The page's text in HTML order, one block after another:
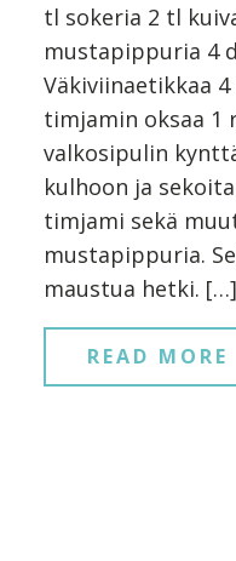
tl sokeria 2 tl
mustapippuria 4
Väkiviinaetikkaa
timjamin oksaa 1
valkosipulin
kulhoon ja
timjami sekä
mustapippuria.
maustua hetki. […]
READ MORE